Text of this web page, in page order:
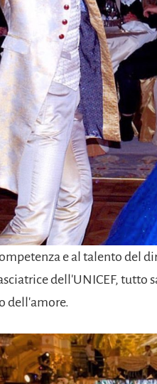
e al talento del
dell'UNICEF, tutto
dell'amore.